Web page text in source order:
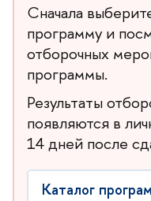
Сначала
программу и
отборочных
программы.
Результаты
появляются в
14 дней после
Каталог